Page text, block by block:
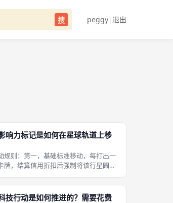
搜 peggy| 退出
响力标记是如何在星球轨道上移
规则：第一，基础标准移动，每打出一
牌，结算信用折扣后强制将该行星圆片
牌统一附带该效果；第二，多格进阶移
技解锁后，己方所
技行动是如何推进的？需要花费